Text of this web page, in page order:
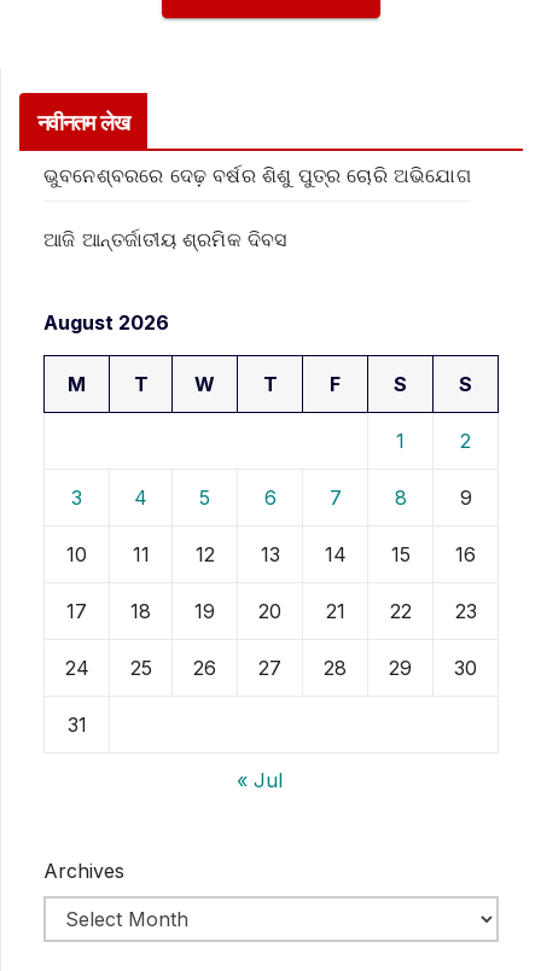
नवीनतम लेख
ଭୁବନେଶ୍ବରରେ ଦେଢ଼ ବର୍ଷର ଶିଶୁ ପୁତ୍ର ଚୋରି ଅଭିଯୋଗ
ଆଜି ଆନ୍ତର୍ଜାତୀୟ ଶ୍ରମିକ ଦିବସ
August 2026
M T W T F S S
1 2
3 4 5 6 7 8 9
10 11 12 13 14 15 16
17 18 19 20 21 22 23
24 25 26 27 28 29 30
31
« Jul
Archives